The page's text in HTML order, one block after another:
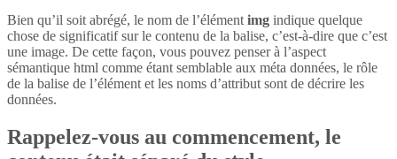
Bien qu’il soit abrégé, le nom de l’élément img indique quelque
chose de significatif sur le contenu de la balise, c’est-à-dire que c’est
une image. De cette façon, vous pouvez penser à l’aspect
sémantique html comme étant semblable aux méta données, le rôle
de la balise de l’élément et les noms d’attribut sont de décrire les
données.
Rappelez-vous au commencement, le